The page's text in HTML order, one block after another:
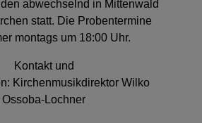
abwechselnd in Mittenwald
statt. Die Probentermine
montags um 18:00 Uhr.
Kontakt und
Kirchenmusikdirektor Wilko
Ossoba-Lochner